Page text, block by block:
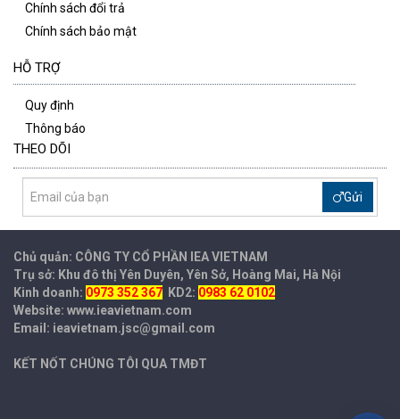
Chính sách đổi trả
Chính sách bảo mật
HỖ TRỢ
Quy định
Thông báo
THEO DÕI
Gửi
Chủ quản: CÔNG TY CỔ PHẦN IEAVIETNAM
Trụ sở: Khu đô thị Yên Duyên, Yên Sở, Hoàng Mai, Hà Nội
Kinh doanh: 0973 352 367 KD2: 0983 62 0102
Website: www.ieavietnam.com
Email: ieavietnam.jsc@gmail.com
KẾT NỐT CHÚNG TÔI QUA TMĐT